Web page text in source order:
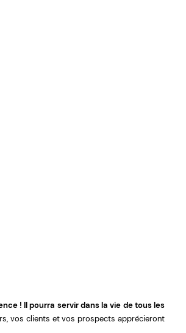
!Il pourra servir dans la vie de tous les
vos clients et vos prospects apprécieront